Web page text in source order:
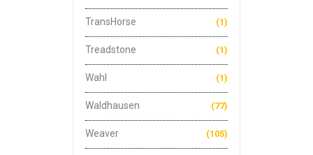
TransHorse (1)
Treadstone (1)
Wahl (1)
Waldhausen (77)
Weaver (105)